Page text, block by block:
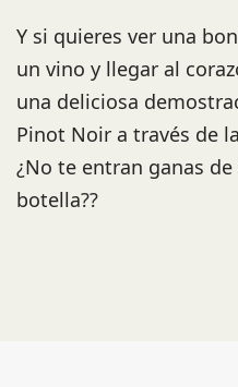
Y si quieres ver una
un vino y llegar al
una deliciosa
Pinot Noir a través de
¿No te entran ganas
botella??